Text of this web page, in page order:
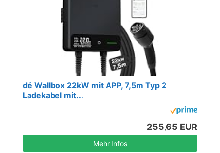
dé Wallbox 22kW mit APP, 7,5m Typ 2
Ladekabel mit...
255,65 EUR
Mehr Infos